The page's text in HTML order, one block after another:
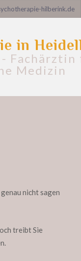
hilberink.de
in
Fachärztin
Medizin
nicht sagen
treibt Sie